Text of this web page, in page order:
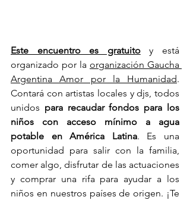
Este encuentro es gratuito y está
organizado por la organización Gaucha
Argentina Amor por la Humanidad.
Contará con artistas locales y djs, todos
unidos para recaudar fondos para los
niños con acceso mínimo a agua
potable en América Latina. Es una
oportunidad para salir con la familia,
comer algo, disfrutar de las actuaciones
y comprar una rifa para ayudar a los
niños en nuestros países de origen. ¡Te